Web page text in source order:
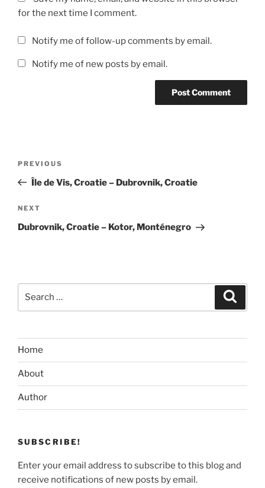
for the next time I comment.
Notify me of follow-up comments by email.
Notify me of new posts by email.
navigation
Previous
Post
PREVIOUS
Île de Vis, Croatie – Dubrovnik, Croatie
Next
Post
NEXT
Dubrovnik, Croatie – Kotor, Monténegro
Home
About
Author
SUBSCRIBE!
Enter your email address to subscribe to this blog and
receive notifications of new posts by email.